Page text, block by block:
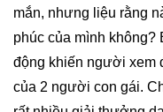
mắn, nhưng liệu rằng
phúc của mình không?
động khiến người xem
của 2 người con gái.